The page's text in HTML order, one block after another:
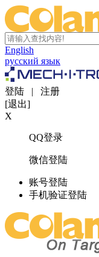
English
русский язык
登陆 | 注册
[退出]
X
QQ登录
微信登陆
账号登陆
手机验证登陆